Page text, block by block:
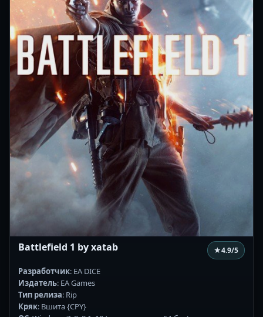
Battlefield 1 by xatab ★4.9/5
Разработчик: EA DICE
Издатель: EA Games
Тип релиза: Rip
Кряк: Вшита {CPY}